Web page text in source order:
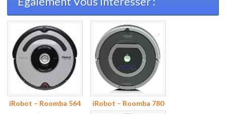
iRobot – Roomba 564
iRobot – Roomba 780